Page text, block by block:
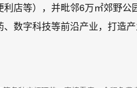
店等），并毗邻6万㎡郊野
、数字科技等前沿产业，打造